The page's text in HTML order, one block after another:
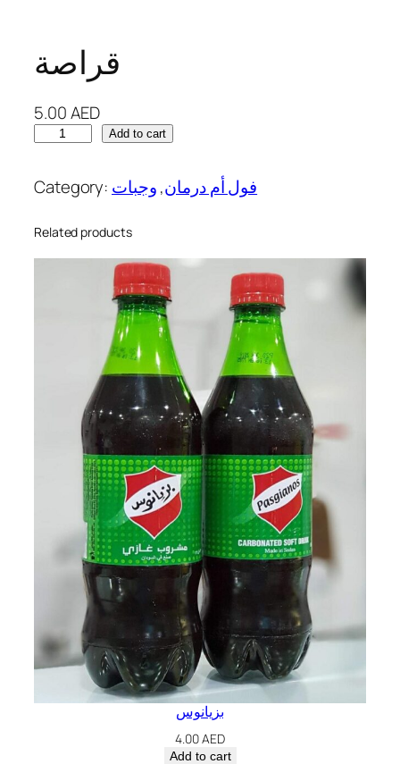
قراصة
5.00AED
ا
ص
ة
Add to cart
Category: فول أم درمان, وجبات
Related products
بزيانوس
4.00AED
Add to cart